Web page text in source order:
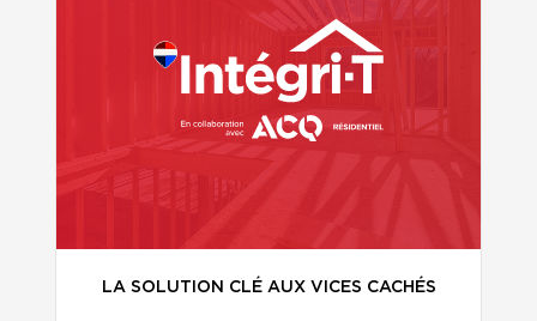
LA SOLUTION CLÉ AUX VICES CACHÉS